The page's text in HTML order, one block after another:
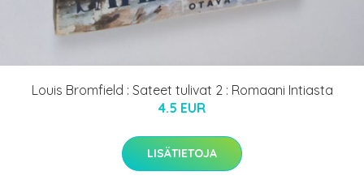
Louis Bromfield : Sateet tulivat 2 : Romaani Intiasta
4.5 EUR
LISÄTIETOJA